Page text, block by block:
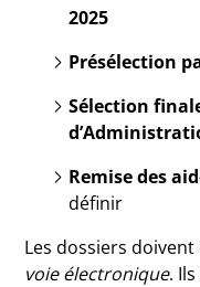
2025
Présélection
Sélection
Remise des
définir
Les dossiers
voie électronique.